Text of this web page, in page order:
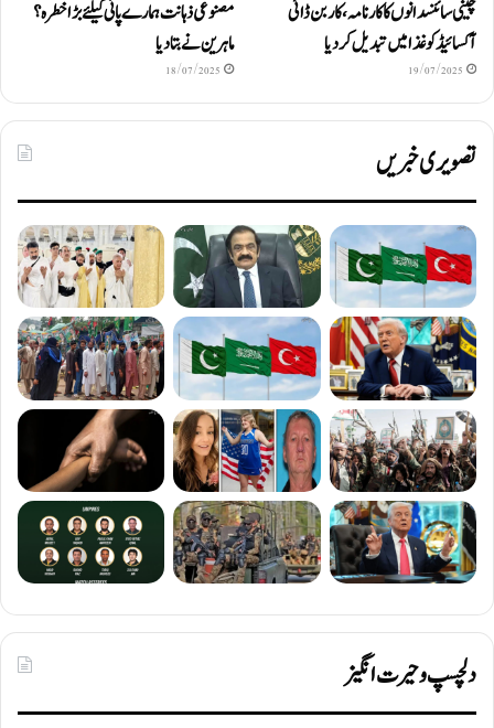
چینی سائنسدانوں کا کارنامہ، کاربن ڈائی
آکسائیڈ کو غذا میں تبدیل کردیا
19/07/2025
مصنوعی ذہانت ہمارے پانی کیلئے بڑا خطرہ؟
ماہرین نے بتا دیا
18/07/2025
تصویری خبریں
دلچسپ و حیرت انگیز